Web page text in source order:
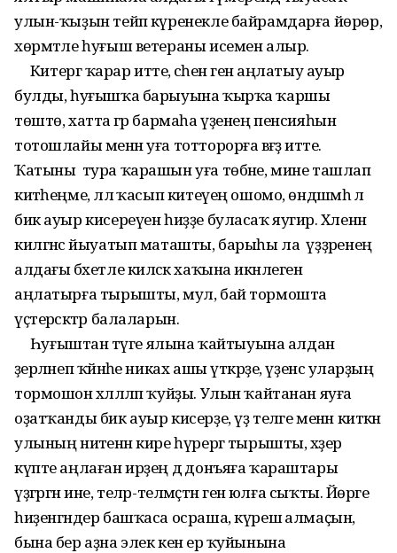
улын-ҡыҙын тейәп күренекле байрамдарға йөрөр,
хөрмәтле һуғыш ветераны исемен алыр.
Китергә ҡарар итте, әсәһенә генә аңлатыу ауыр
булды, һуғышҡа барыуына ҡырҡа ҡаршы
төштө, хатта әгәр бармаһа үҙенең пенсияһын
тотошлайы менән уға тотторорға вәғәҙә итте.
Ҡатыны тура ҡарашын уға төбәне, мине ташлап
китәһеңме, әллә ҡасып китеүең ошомо, өндәшмәһә лә
бик ауыр кисереүен һиҙҙе буласаҡ яугир. Хәленән
килгәнсә йыуатып маташты, барыһы ла үҙҙәренең
алдағы бәхетле киләсәк хаҡына икәнлеген
аңлатырға тырышты, мул, бай тормошта
үҫтерәсәктәр балаларын.
Һуғыштан тәүге ялына ҡайтыуына алдан
әҙерләнеп ҡәйнәһе никах ашы үткәрҙе, үҙенсә уларҙың
тормошон хәләлләп ҡуйҙы. Улын ҡайтанан яуға
оҙатҡанды бик ауыр кисерҙе, үҙ теләге менән киткән
улының ниәтенән кире һүрергә тырышты, хәҙер
күпте аңлаған ирҙең дә донъяға ҡараштары
үҙгәргән ине, теләр-теләмәҫтән генә юлға сыҡты. Йөрәге
һиҙенгәндер башҡаса осраша, күрешә алмаҫын,
бына бер аҙна элек кенә ер ҡуйынына